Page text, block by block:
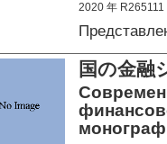
2020 年 R265111
国の金